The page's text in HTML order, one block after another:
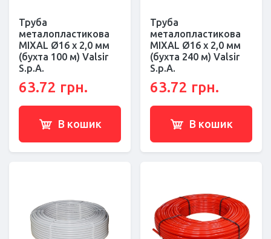
Труба
металопластикова
MIXAL Ø16 х 2,0 мм
(бухта 100 м) Valsir
S.p.A.
63.72 грн.
В кошик
Труба
металопластикова
MIXAL Ø16 х 2,0 мм
(бухта 240 м) Valsir
S.p.A.
63.72 грн.
В кошик